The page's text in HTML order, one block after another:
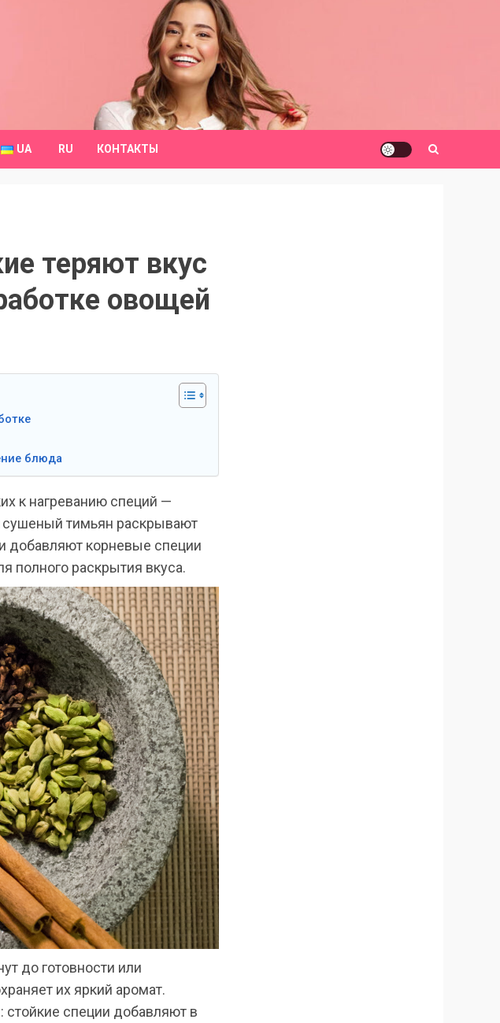
UA RU КОНТАКТЫ
теряют вкус
овощей
блюда
к нагреванию специй —
тимьян раскрывают
добавляют корневые специи
полного раскрытия вкуса.
до готовности или
их яркий аромат.
специи добавляют в